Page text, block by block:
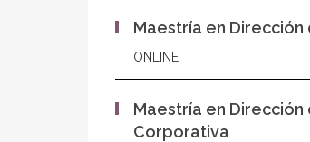
Maestría en
ONLINE
Maestría en
Corporativa